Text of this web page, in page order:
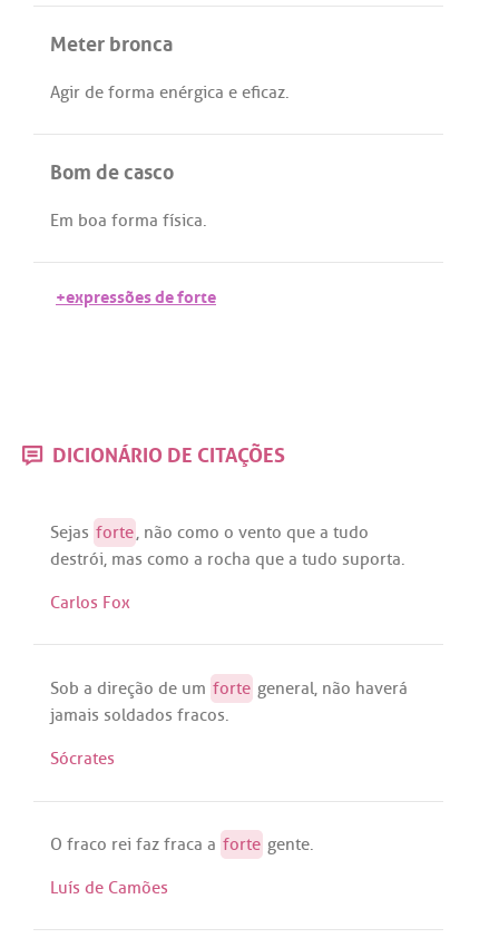
Meter bronca
Agir de forma enérgica e eficaz.
Bom de casco
Em boa forma física.
+expressões de forte
DICIONÁRIO DE CITAÇÕES
Sejas forte, não como o vento que a tudo
destrói, mas como a rocha que a tudo suporta.
Carlos Fox
Sob a direção de um forte general, não haverá
jamais soldados fracos.
Sócrates
O fraco rei faz fraca a forte gente.
Luís de Camões